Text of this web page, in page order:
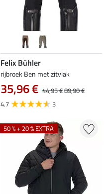
Felix Bühler
rijbroek Ben met zitvlak
35,96 € 44,95 €89,90 €
4.7
3
50 % + 20 % EXTRA